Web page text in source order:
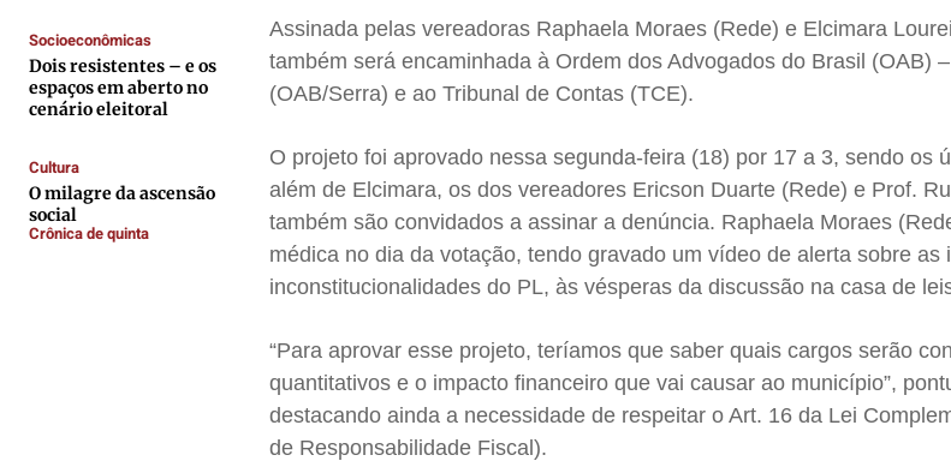
Quem Somos
Expediente
Anuncie
Termos de Uso
Quem Somos
Expediente
Anuncie
Termos de Uso
Quem Somos
Expediente
Anuncie
Termos de Uso
Quem Somos
Expediente
Anuncie
Termos de Uso
Socioeconômicas
Dois resistentes – e os
espaços em aberto no
cenário eleitoral
Cultura
O milagre da ascensão
social
Crônica de quinta
Assinada pelas vereadoras Raphaela Moraes (Rede) e Elcimara
também será encaminhada à Ordem dos Advogados do Brasil (OAB)
(OAB/Serra) e ao Tribunal de Contas (TCE).
O projeto foi aprovado nessa segunda-feira (18) por 17 a 3, sendo os
além de Elcimara, os dos vereadores Ericson Duarte (Rede) e Prof.
também são convidados a assinar a denúncia. Raphaela Moraes
médica no dia da votação, tendo gravado um vídeo de alerta sobre as
inconstitucionalidades do PL, às vésperas da discussão na casa de
“Para aprovar esse projeto, teríamos que saber quais cargos serão
quantitativos e o impacto financeiro que vai causar ao município”,
destacando ainda a necessidade de respeitar o Art. 16 da Lei
de Responsabilidade Fiscal).